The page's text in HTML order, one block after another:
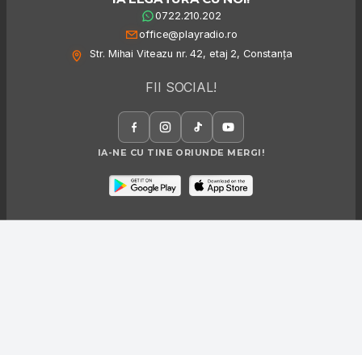
0722.210.202
office@playradio.ro
Str. Mihai Viteazu nr. 42, etaj 2, Constanța
FII SOCIAL!
IA-NE CU TINE ORIUNDE MERGI!